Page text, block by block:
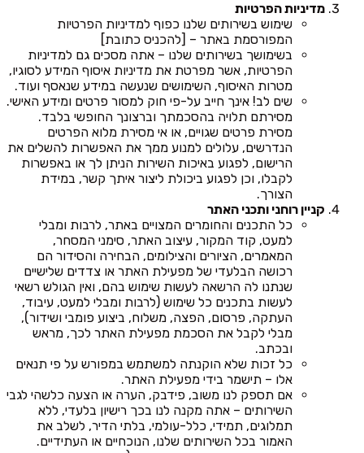
מדיניות הפרטיות
שימוש בשירותים שלנו כפוף למדיניות הפרטיות
המפורסמת באתר – [להכניס כתובת]
בשימושך בשירותים שלנו – אתה מסכים גם למדיניות
הפרטיות, אשר מפרטת את מדיניות איסוף המידע לסוגיו,
מטרות האיסוף, השימושים שנעשה במידע שנאסף ועוד.
שים לב! אינך חייב על-פי חוק למסור פרטים ומידע האישי.
מסירתם תלויה בהסכמתך וברצונך החופשי בלבד.
מסירת פרטים שגויים, או אי מסירת מלוא הפרטים
הנדרשים, עלולים למנוע ממך את האפשרות להשלים את
הרישום, לפגוע באיכות השירות הניתן לך או באפשרות
לקבלו, וכן לפגוע ביכולת ליצור איתך קשר, במידת
הצורך.
קניין רוחני ותכני האתר
כל התכנים והחומרים המצויים באתר, לרבות ומבלי
למעט, קוד המקור, עיצוב האתר, סימני המסחר,
המאמרים, הציורים והצילומים, הבחירה והסידור הם
רכושה הבלעדי של מפעילת האתר או צדדים שלישיים
שנתנו לה הרשאה לעשות שימוש בהם, ואין הגולש רשאי
לעשות בתכנים כל שימוש (לרבות ומבלי למעט, עיבוד,
העתקה, פרסום, הפצה, משלוח, ביצוע פומבי ושידור),
מבלי לקבל את הסכמת מפעילת האתר לכך, מראש
ובכתב.
כל זכות שלא הוקנתה למשתמש במפורש על פי תנאים
אלו – תישמר בידי מפעילת האתר.
אם תספק לנו משוב, פידבק, הערה או הצעה כלשהי לגבי
השירותים – אתה מקנה לנו בכך רישיון בלעדי, ללא
תמלוגים, תמידי, כלל-עולמי, בלתי הדיר, לשלב את
האמור בכל השירותים שלנו, הנוכחיים או העתידיים.